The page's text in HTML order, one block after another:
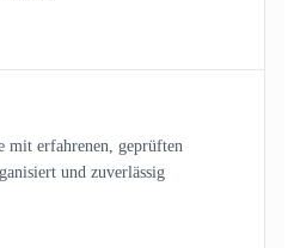
mit erfahrenen, geprüften
und zuverlässig